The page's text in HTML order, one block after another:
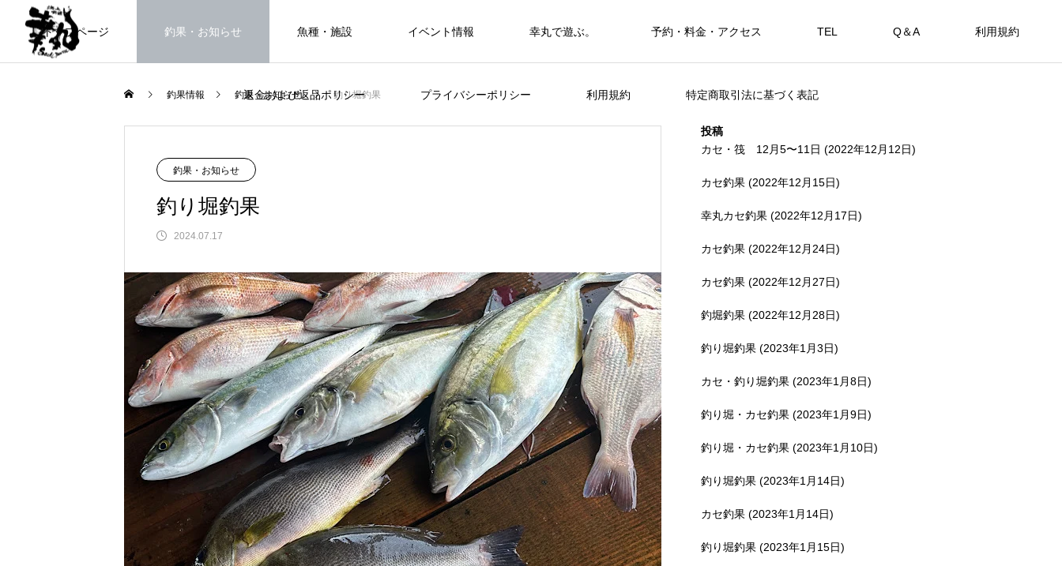
トップページ 釣果・お知らせ 魚種・施設 イベント情報 幸丸で遊ぶ。 予約・料金・アクセス TEL Q＆A 利用規約
返金および返品ポリシー プライバシーポリシー 利用規約 特定商取引法に基づく表記
高知県唯一の海上釣堀。さぁ釣りまく
れ！！
筏・カセ
山に囲まれた浦ノ内湾 大自然の中釣り
に没頭できます。
SHOP
FEATURE
自分だけのエサを作ってみよう。 黒鯛を狙おう！
釣果情報 釣果・お知らせ 釣り堀釣果
釣果・お知らせ
釣り堀釣果
2024.07.17
投稿
カセ・筏 12月5〜11日 (2022年12月12日)
カセ釣果 (2022年12月15日)
幸丸カセ釣果 (2022年12月17日)
カセ釣果 (2022年12月24日)
カセ釣果 (2022年12月27日)
釣堀釣果 (2022年12月28日)
釣り堀釣果 (2023年1月3日)
カセ・釣り堀釣果 (2023年1月8日)
釣り堀・カセ釣果 (2023年1月9日)
釣り堀・カセ釣果 (2023年1月10日)
釣り堀釣果 (2023年1月14日)
カセ釣果 (2023年1月14日)
釣り堀釣果 (2023年1月15日)